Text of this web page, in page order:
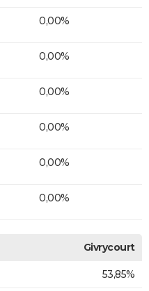
0,00%
0,00%
0,00%
0,00%
0,00%
0,00%
Givrycourt
53,85%